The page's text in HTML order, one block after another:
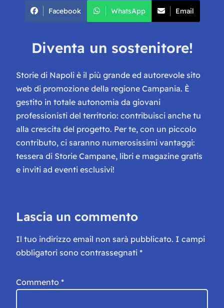
Facebook WhatsApp Email
Diventa un sostenitore!
Storie di Napoli è il più grande ed autorevole sito
web di promozione della regione Campania. È
gestito in totale autonomia da giovani
professionisti del territorio: contribuisci anche tu
alla crescita del progetto. Per te, con un piccolo
contributo, ci saranno numerosissimi vantaggi:
tessera di Storie Campane, libri e magazine gratis
e inviti ad eventi esclusivi!
Lascia un commento
Il tuo indirizzo email non sarà pubblicato. I campi
obbligatori sono contrassegnati *
Commento *